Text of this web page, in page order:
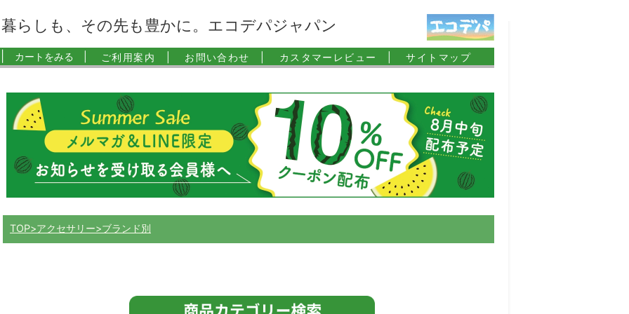
暮らしも、その先も豊かに。エコデパジャパン
カートをみる | ご利用案内 | お問い合わせ | カスタマーレビュー | サイトマップ
TOP アクセサリー ブランド別